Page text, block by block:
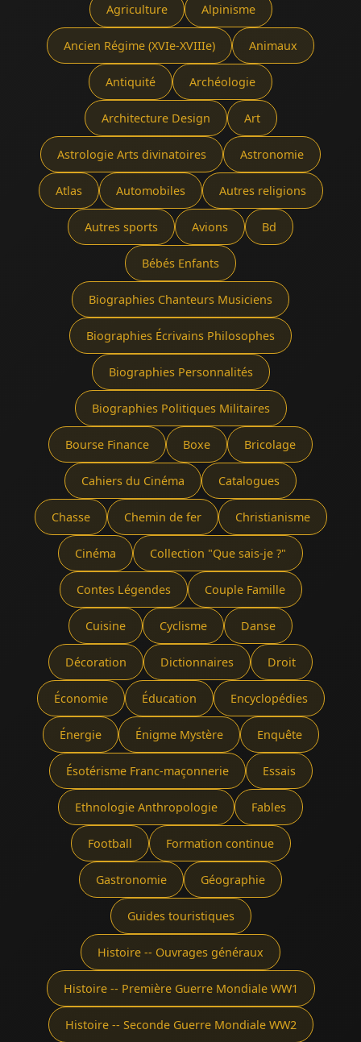
Agriculture Alpinisme
Ancien Régime (XVIe-XVIIIe) Animaux
Antiquité Archéologie
Architecture Design Art
Astrologie Arts divinatoires Astronomie
Atlas Automobiles Autres religions
Autres sports Avions Bd
Bébés Enfants
Biographies Chanteurs Musiciens
Biographies Écrivains Philosophes
Biographies Personnalités
Biographies Politiques Militaires
Bourse Finance Boxe Bricolage
Cahiers du Cinéma Catalogues
Chasse Chemin de fer Christianisme
Cinéma Collection "Que sais-je ?"
Contes Légendes Couple Famille
Cuisine Cyclisme Danse
Décoration Dictionnaires Droit
Économie Éducation Encyclopédies
Énergie Énigme Mystère Enquête
Ésotérisme Franc-maçonnerie Essais
Ethnologie Anthropologie Fables
Football Formation continue
Gastronomie Géographie
Guides touristiques
Histoire -- Ouvrages généraux
Histoire -- Première Guerre Mondiale WW1
Histoire -- Seconde Guerre Mondiale WW2